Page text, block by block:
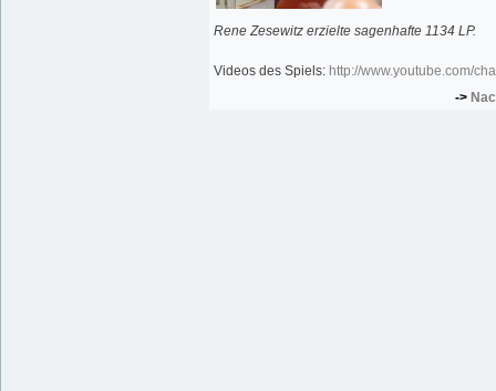
Rene Zesewitz erzielte sagenhafte 1134 LP.
Videos des Spiels: http://www.youtube.com/
->